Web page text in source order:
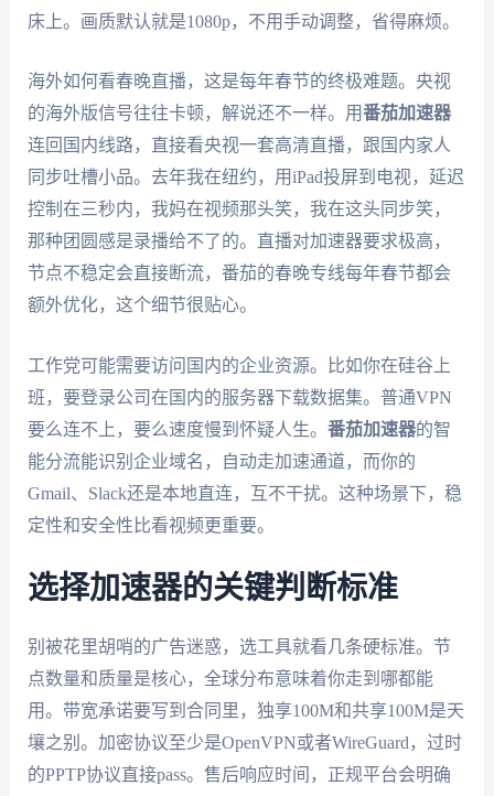
床上。画质默认就是1080p，不用手动调整，省得麻烦。
海外如何看春晚直播，这是每年春节的终极难题。央视
的海外版信号往往卡顿，解说还不一样。用番茄加速器
连回国内线路，直接看央视一套高清直播，跟国内家人
同步吐槽小品。去年我在纽约，用iPad投屏到电视，延迟
控制在三秒内，我妈在视频那头笑，我在这头同步笑，
那种团圆感是录播给不了的。直播对加速器要求极高，
节点不稳定会直接断流，番茄的春晚专线每年春节都会
额外优化，这个细节很贴心。
工作党可能需要访问国内的企业资源。比如你在硅谷上
班，要登录公司在国内的服务器下载数据集。普通VPN
要么连不上，要么速度慢到怀疑人生。 番茄加速器的智
能分流能识别企业域名，自动走加速通道，而你的
Gmail、Slack还是本地直连，互不干扰。这种场景下，稳
定性和安全性比看视频更重要。
选择加速器的关键判断标准
别被花里胡哨的广告迷惑，选工具就看几条硬标准。节
点数量和质量是核心，全球分布意味着你走到哪都能
用。带宽承诺要写到合同里，独享100M和共享100M是天
壤之别。加密协议至少是OpenVPN或者WireGuard，过时
的PPTP协议直接pass。售后响应时间，正规平台会明确